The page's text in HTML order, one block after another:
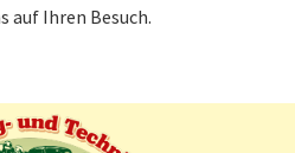
auf Ihren Besuch.